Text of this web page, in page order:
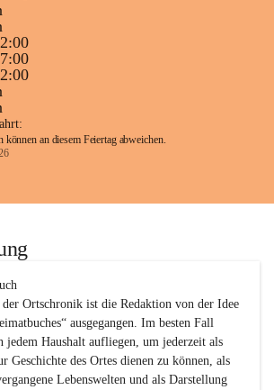
an diesem Feiertag abweichen.
Ortschronik ist die Redaktion von der Idee
ausgegangen. Im besten Fall
jedem Haushalt aufliegen, um jederzeit als
Geschichte des Ortes dienen zu können, als
Lebenswelten und als Darstellung